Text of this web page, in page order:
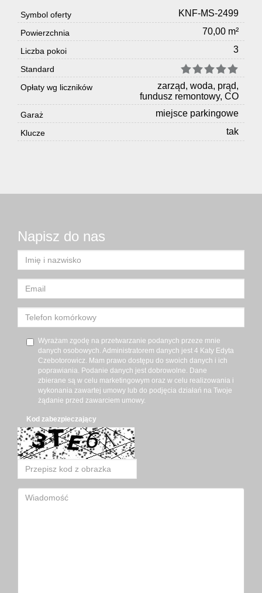
Symbol oferty KNF-MS-2499
Powierzchnia 70,00 m²
Liczba pokoi 3
Standard
Opłaty wg liczników
zarząd, woda, prąd,
fundusz remontowy, CO
Garaż miejsce parkingowe
Klucze tak
Napisz do nas
Wyrażam zgodę na przetwarzanie podanych przeze mnie
danych osobowych. Administratorem danych jest 4 Katy Edyta
Czebotorowicz. Mam prawo dostępu do swoich danych i ich
poprawiania. Podanie danych jest dobrowolne. Dane
zbierane są w celu marketingowym oraz w celu realizowania i
wykonania zawartej umowy lub do podjęcia działań na Twoje
żądanie przed zawarciem umowy.
Kod zabezpieczający